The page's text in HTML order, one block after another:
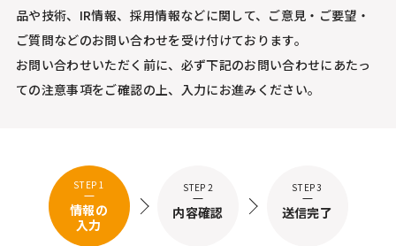
品や技術、IR情報、採用情報などに関して、 ご意見・ご要望・
ご質問などのお問い合わせを受け付けております。
お問い合わせいただく前に、 必ず下記のお問い合わせにあたっ
ての注意事項をご確認の上、 入力にお進みください。
STEP 1
情報の
入力
STEP 2
内容確認
STEP 3
送信完了